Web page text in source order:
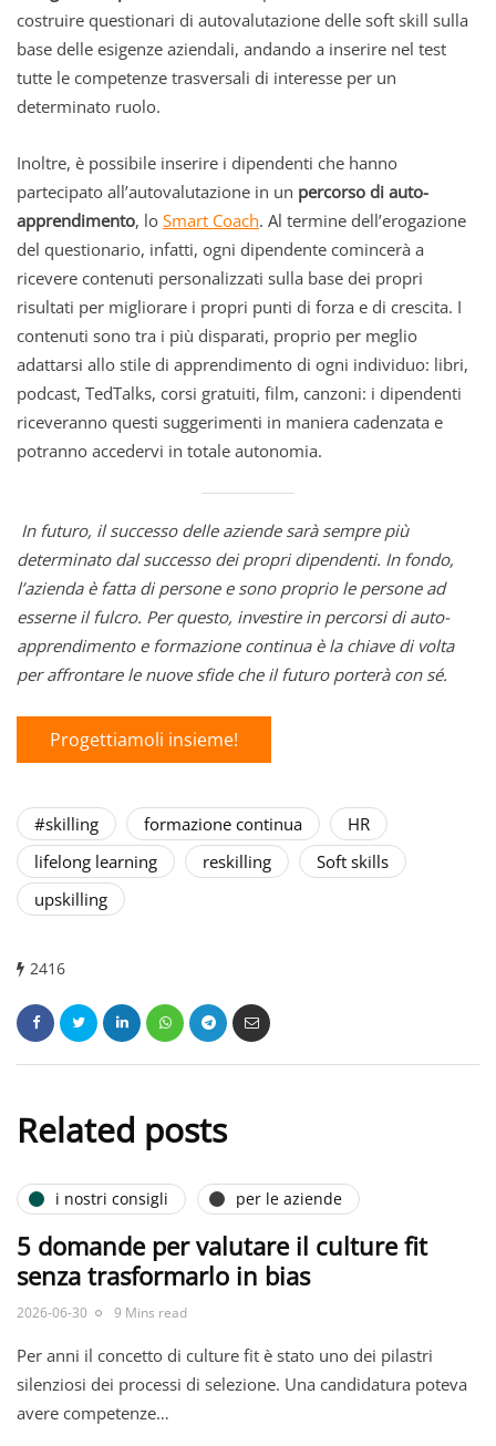
costruire questionari di autovalutazione delle soft skill sulla
base delle esigenze aziendali, andando a inserire nel test
tutte le competenze trasversali di interesse per un
determinato ruolo.
Inoltre, è possibile inserire i dipendenti che hanno
partecipato all’autovalutazione in un percorso di auto-
apprendimento, lo Smart Coach. Al termine dell’erogazione
del questionario, infatti, ogni dipendente comincerà a
ricevere contenuti personalizzati sulla base dei propri
risultati per migliorare i propri punti di forza e di crescita. I
contenuti sono tra i più disparati, proprio per meglio
adattarsi allo stile di apprendimento di ogni individuo: libri,
podcast, TedTalks, corsi gratuiti, film, canzoni: i dipendenti
riceveranno questi suggerimenti in maniera cadenzata e
potranno accedervi in totale autonomia.
In futuro, il successo delle aziende sarà sempre più
determinato dal successo dei propri dipendenti. In fondo,
l’azienda è fatta di persone e sono proprio le persone ad
esserne il fulcro. Per questo, investire in percorsi di auto-
apprendimento e formazione continua è la chiave di volta
per affrontare le nuove sfide che il futuro porterà con sé.
Progettiamoli insieme!
#skilling formazione continua
HR
lifelong learning
reskilling
Soft skills
upskilling
2416
Related posts
i nostri consigli per le aziende
5 domande per valutare il culture fit
senza trasformarlo in bias
2026-06-30 9 Mins read
Per anni il concetto di culture fit è stato uno dei pilastri
silenziosi dei processi di selezione. Una candidatura poteva
avere competenze…